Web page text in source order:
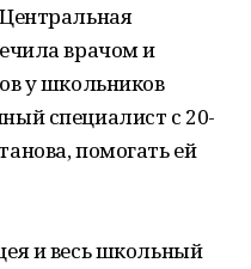
врачом и
у школьников
специалист с 20-
помогать ей
и весь школьный